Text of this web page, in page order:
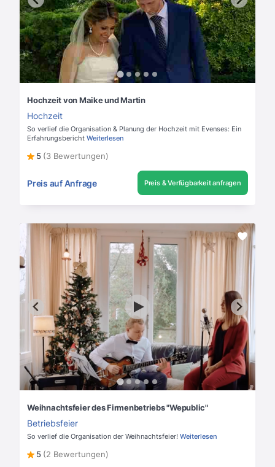
Hochzeit von Maike und Martin
Hochzeit
So verlief die Organisation & Planung der Hochzeit mit Evenses: Ein
Erfahrungsbericht Weiterlesen
5 (3 Bewertungen)
Preis auf Anfrage Preis & Verfügbarkeit anfragen
Weihnachtsfeier des Firmenbetriebs "Wepublic"
Betriebsfeier
So verlief die Organisation der Weihnachtsfeier! Weiterlesen
5 (2 Bewertungen)